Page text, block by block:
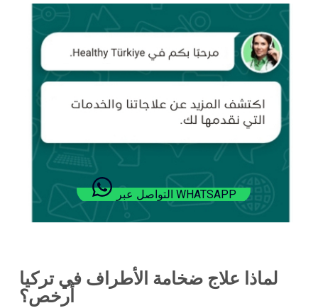
التواصل عبر WHATSAPP
لماذا علاج ضخامة الأطراف في تركيا
أرخص؟